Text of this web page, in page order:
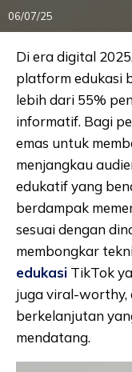
06/07/25
Di era digital
platform edukasi
lebih dari 55%
informatif. Bagi
emas untuk
menjangkau
edukatif yang
berdampak
sesuai dengan
membongkar
edukasi TikTok
juga viral-worthy,
berkelanjutan
mendatang.